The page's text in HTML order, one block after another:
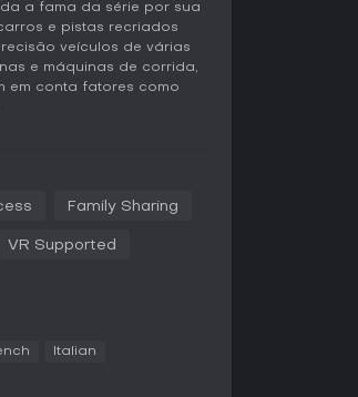
a fama da série por sua
e pistas recriados
veículos de várias
e máquinas de corrida,
em conta fatores como
garantindo controle
eletrônicos como
gráficos buscam
enquanto o single-player
Family Sharing
VR Supported
Italian